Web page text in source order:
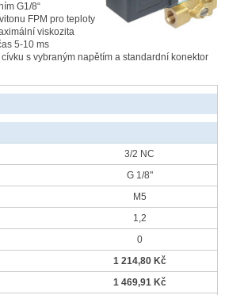
G1/8“
FPM pro teploty
viskozita
5-10 ms
s vybraným napětím a standardní konektor
3/2 NC
G 1/8"
M5
1,2
0
1 214,80 Kč
1 469,91 Kč